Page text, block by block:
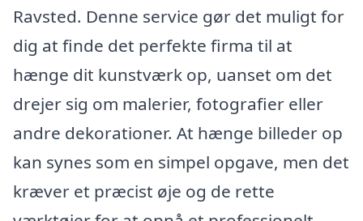
Ravsted. Denne service gør det muligt for
dig at finde det perfekte firma til at
hænge dit kunstværk op, uanset om det
drejer sig om malerier, fotografier eller
andre dekorationer. At hænge billeder op
kan synes som en simpel opgave, men det
kræver et præcist øje og de rette